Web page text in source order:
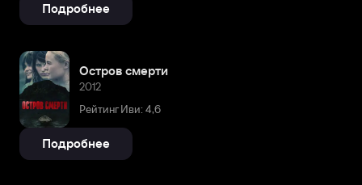
Подробнее
Остров смерти
2012
Рейтинг Иви: 4,6
Подробнее